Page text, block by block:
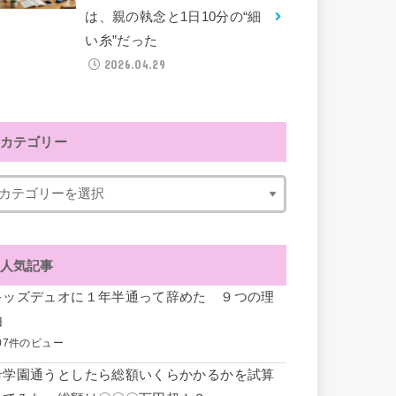
は、親の執念と1日10分の“細
い糸”だった
2026.04.29
カテゴリー
人気記事
ッズデュオに１年半通って辞めた ９つの理
件のビュー
学園通うとしたら総額いくらかかるかを試算